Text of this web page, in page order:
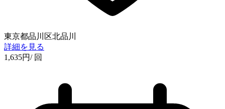
東京都品川区北品川
詳細を見る
1,635円/ 回